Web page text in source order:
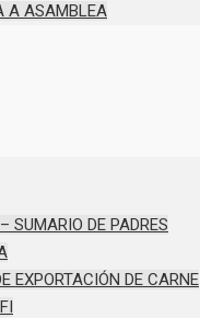
A ASAMBLEA
SUMARIO DE PADRES
EXPORTACIÓN DE CARNE